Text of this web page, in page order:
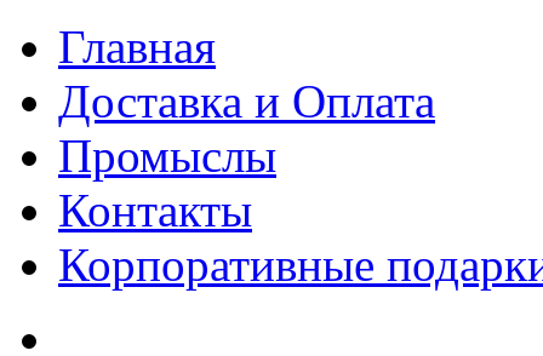
Главная
Доставка и Оплата
Промыслы
Контакты
Корпоративные